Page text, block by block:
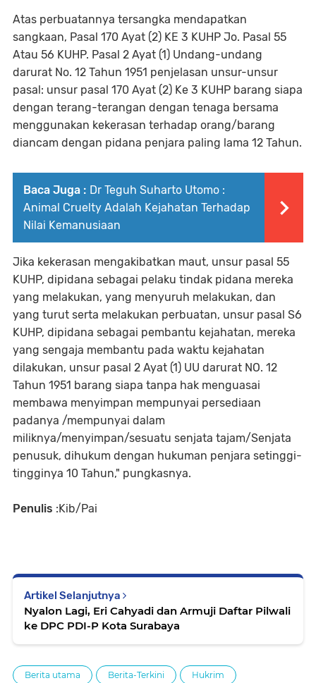
Atas perbuatannya tersangka mendapatkan
sangkaan, Pasal 170 Ayat (2) KE 3 KUHP Jo. Pasal 55
Atau 56 KUHP. Pasal 2 Ayat (1) Undang-undang
darurat No. 12 Tahun 1951 penjelasan unsur-unsur
pasal: unsur pasal 170 Ayat (2) Ke 3 KUHP barang siapa
dengan terang-terangan dengan tenaga bersama
menggunakan kekerasan terhadap orang/barang
diancam dengan pidana penjara paling lama 12 Tahun.
Baca Juga : Dr Teguh Suharto Utomo :
Animal Cruelty Adalah Kejahatan Terhadap
Nilai Kemanusiaan
Jika kekerasan mengakibatkan maut, unsur pasal 55
KUHP, dipidana sebagai pelaku tindak pidana mereka
yang melakukan, yang menyuruh melakukan, dan
yang turut serta melakukan perbuatan, unsur pasal S6
KUHP, dipidana sebagai pembantu kejahatan, mereka
yang sengaja membantu pada waktu kejahatan
dilakukan, unsur pasal 2 Ayat (1) UU darurat NO. 12
Tahun 1951 barang siapa tanpa hak menguasai
membawa menyimpan mempunyai persediaan
padanya /mempunyai dalam
miliknya/menyimpan/sesuatu senjata tajam/Senjata
penusuk, dihukum dengan hukuman penjara setinggi-
tingginya 10 Tahun," pungkasnya.
Penulis :Kib/Pai
Artikel Selanjutnya
Nyalon Lagi, Eri Cahyadi dan Armuji Daftar Pilwali
ke DPC PDI-P Kota Surabaya
Berita utama Berita-Terkini Hukrim